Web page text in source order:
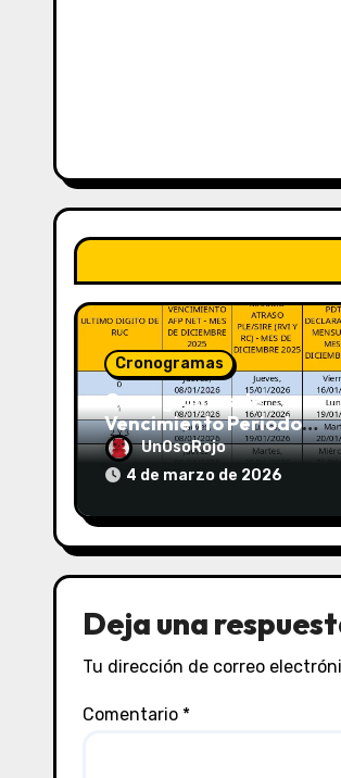
Cronogramas
Cronogramas de
Vencimiento Periodo
Febrero 2026 (AFP y
SUNAT)
UnOsoRojo
4 de marzo de 2026
Deja una
Tu dirección de correo
Comentario *